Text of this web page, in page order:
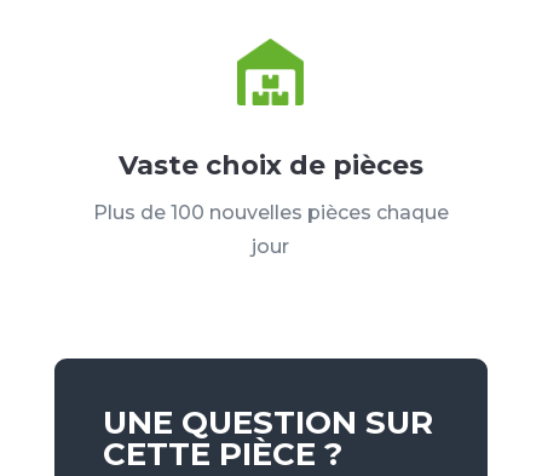
Vaste choix de pièces
Plus de 100 nouvelles pièces chaque
jour
UNE QUESTION SUR
CETTE PIÈCE ?